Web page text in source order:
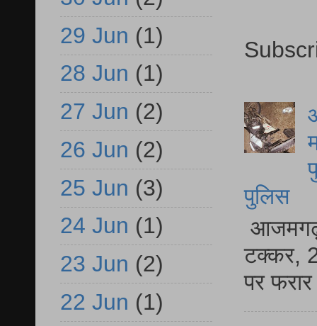
पुलिस
आजमगढ़
टक्कर,
पर
29 Jun (1)
28 Jun (1)
27 Jun (2)
26 Jun (2)
25 Jun (3)
24 Jun (1)
23 Jun (2)
22 Jun (1)